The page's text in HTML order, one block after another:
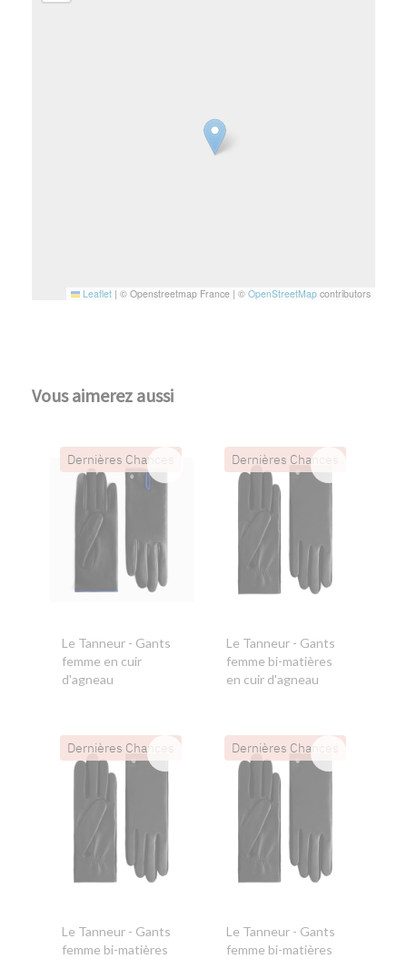
Leaflet | © Openstreetmap France | © OpenStreetMap contributors
Vous aimerez aussi
Dernières Chances
Le Tanneur - Gants
femme en cuir
d'agneau
Dernières Chances
Le Tanneur- Gants
femme bi-matières
en cuir d'agneau
Dernières Chances
Le Tanneur - Gants
femme bi-matières
Dernières Chances
Le Tanneur- Gants
femme bi-matières